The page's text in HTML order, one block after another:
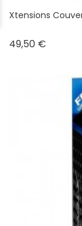
Xtensions
49,50 €